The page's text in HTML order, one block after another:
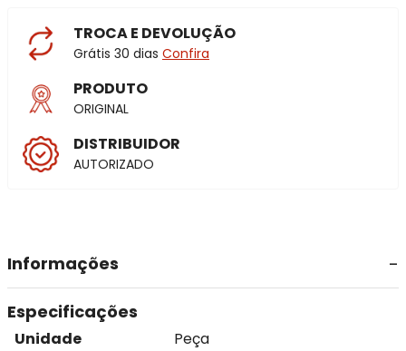
TROCA E DEVOLUÇÃO
Grátis 30 dias Confira
PRODUTO
ORIGINAL
DISTRIBUIDOR
AUTORIZADO
Informações
Especificações
Unidade
Peça